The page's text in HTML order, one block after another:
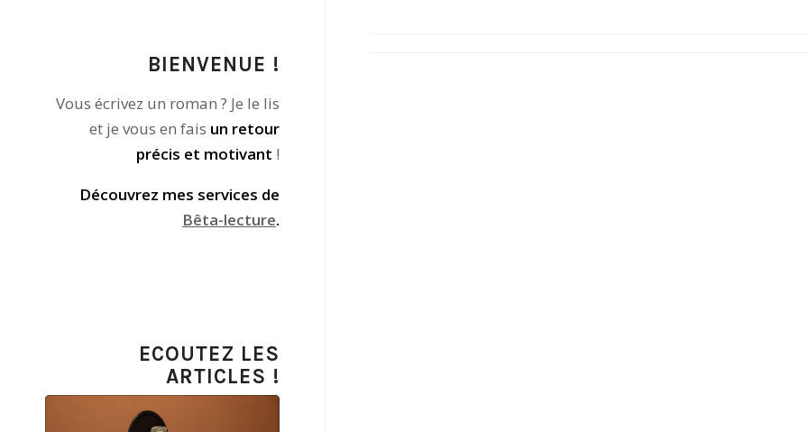
BIENVENUE !
Vous écrivez un roman ? Je le lis
et je vous en fais un retour
précis et motivant !
Découvrez mes services de
Bêta-lecture.
ECOUTEZ LES
ARTICLES !